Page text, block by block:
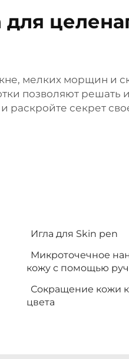
мелких морщин и
позволяют
раскройте секрет
Игла для Skin pen
Микроточечное
кожу с помощью
Сокращение кожи
цвета